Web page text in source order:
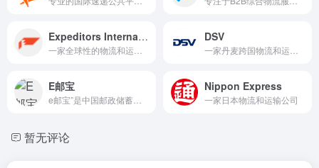
Expeditors International DSV
E邮宝 Nippon Express
一家日本物流和运输公司
暂无评论